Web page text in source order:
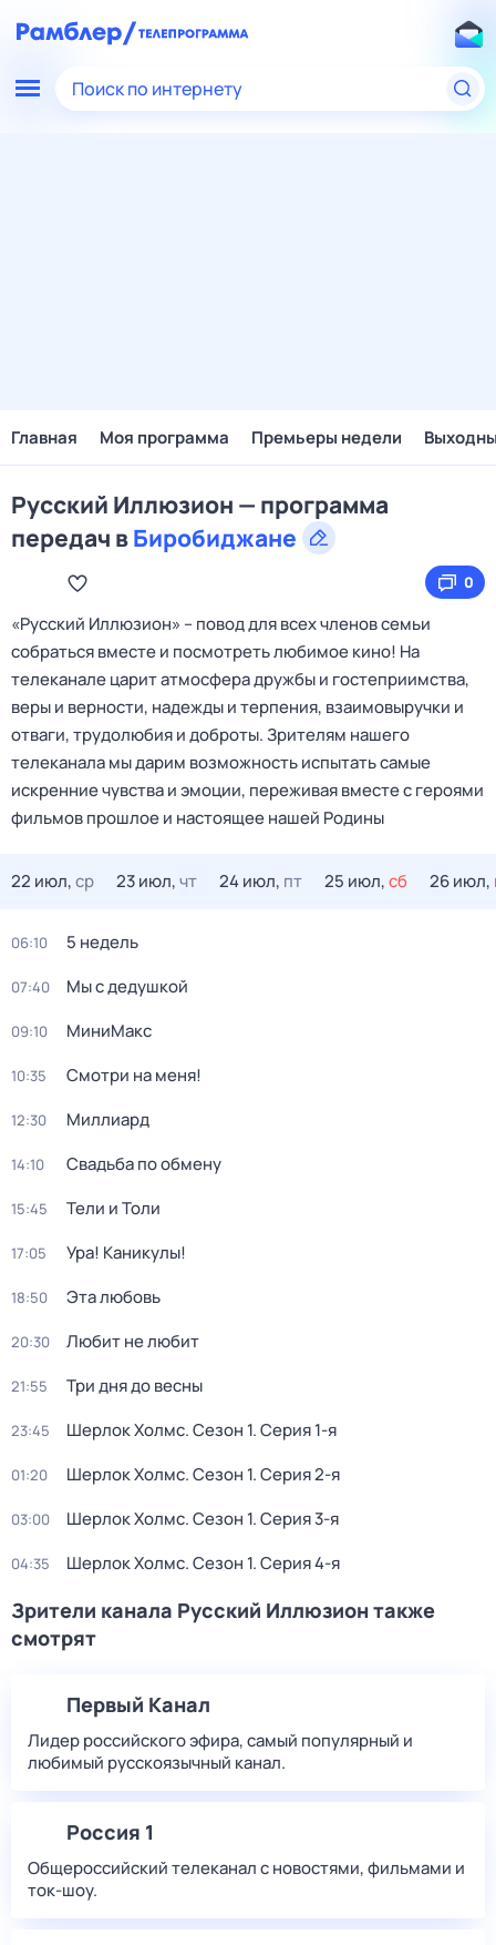
Поиск по интернету
Главная Моя программа Премьеры недели
Русский Иллюзион — программа
передач вБиробиджане
0
«Русский Иллюзион» – повод для всех членов семьи
собраться вместе и посмотреть любимое кино! На
телеканале царит атмосфера дружбы и гостеприимства,
веры и верности, надежды и терпения, взаимовыручки и
отваги, трудолюбия и доброты. Зрителям нашего
телеканала мы дарим возможность испытать самые
искренние чувства и эмоции, переживая вместе с героями
фильмов прошлое и настоящее нашей Родины
22 июл,ср 23 июл,чт 24 июл, пт 25 июл,сб 26 июл,
06:10 5 недель
07:40 Мы с дедушкой
09:10 МиниМакс
10:35 Смотри на меня!
12:30 Миллиард
14:10 Свадьба по обмену
15:45 Тели и Толи
17:05 Ура! Каникулы!
18:50 Эта любовь
20:30 Любит не любит
21:55 Три дня до весны
23:45 Шерлок Холмс. Сезон 1. Серия 1-я
01:20 Шерлок Холмс. Сезон 1. Серия 2-я
03:00 Шерлок Холмс. Сезон 1. Серия 3-я
04:35 Шерлок Холмс. Сезон 1. Серия 4-я
Зрители канала Русский Иллюзион также
смотрят
Первый Канал
Лидер российского эфира, самый популярный и
любимый русскоязычный канал.
Россия 1
Общероссийский телеканал с новостями, фильмами и
ток-шоу.